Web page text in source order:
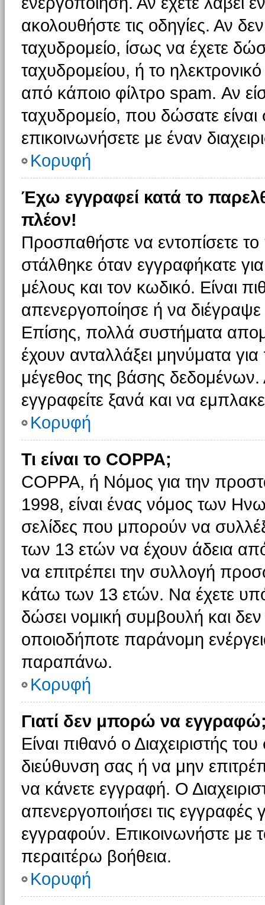
ακολουθήστε τις οδηγίες. Αν
ταχυδρομείο, ίσως να έχετε
ταχυδρομείου, ή το
από κάποιο φίλτρο spam. Αν
ταχυδρομείο, που δώσατε
επικοινωνήσετε με έναν
Κορυφή
Έχω εγγραφεί κατά το
πλέον!
Προσπαθήστε να εντοπίσετε
στάλθηκε όταν εγγραφήκατε
μέλους και τον κωδικό. Είναι
απενεργοποίησε ή να
Επίσης, πολλά συστήματα
έχουν ανταλλάξει μηνύματα
μέγεθος της βάσης
εγγραφείτε ξανά και να
Κορυφή
Τι είναι το COPPA;
COPPA, ή Νόμος για την
1998, είναι ένας νόμος των
σελίδες που μπορούν να
των 13 ετών να έχουν άδεια
να επιτρέπει την συλλογή
κάτω των 13 ετών. Να έχετε
δώσει νομική συμβουλή και δεν
οποιοδήποτε παράνομη
παραπάνω.
Κορυφή
Γιατί δεν μπορώ να
Είναι πιθανό ο Διαχειριστής
διεύθυνση σας ή να μην
να κάνετε εγγραφή. Ο
απενεργοποιήσει τις εγγραφές
εγγραφούν. Επικοινωνήστε με
περαιτέρω βοήθεια.
Κορυφή